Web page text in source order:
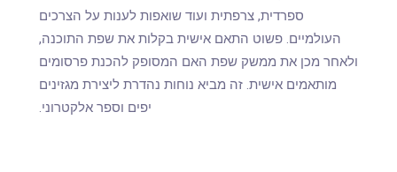
ספרדית, צרפתית ועוד שואפות לענות על הצרכים
העולמיים. פשוט התאם אישית בקלות את שפת התוכנה,
ולאחר מכן את ממשק שפת האם המסופק להכנת פרסומים
מותאמים אישית. זה מביא נוחות נהדרת ליצירת מגזינים
יפים וספר אלקטרוני.